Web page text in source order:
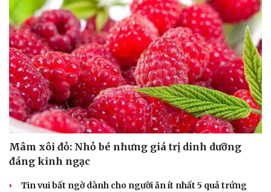
Mâm xôi đỏ: Nhỏ bé nhưng giá trị dinh dưỡng
đáng kinh ngạc
Tin vui bất ngờ dành cho người ăn ít nhất 5 quả trứng